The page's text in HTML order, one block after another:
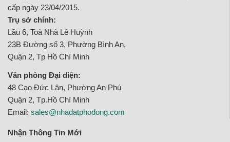
cấp ngày 23/04/2015.
Trụ sở chính:
Lầu 6, Toà Nhà Lê Huỳnh
23B Đường số 3, Phường Bình An,
Quận 2, Tp Hồ Chí Minh
Văn phòng Đại diện:
48 Cao Đức Lân, Phường An Phú
Quận 2, Tp.Hồ Chí Minh
Email: sales@nhadatphodong.com
Nhận Thông Tin Mới